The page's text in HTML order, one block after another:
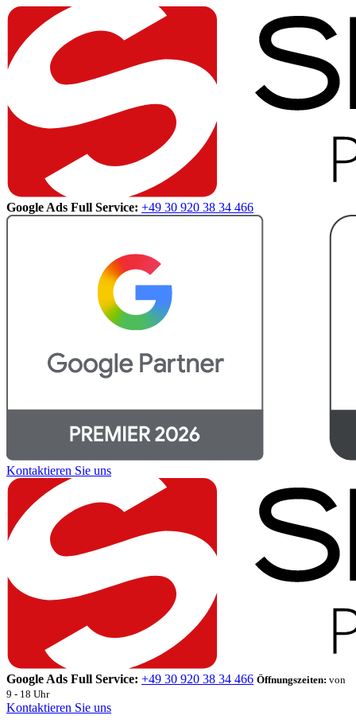
Google Ads Full Service: +49 30 920 38 34 466
Kontaktieren Sie uns
Google Ads Full Service: +49 30 920 38 34 466 Öffnungszeiten: von
9 - 18 Uhr
Kontaktieren Sie uns